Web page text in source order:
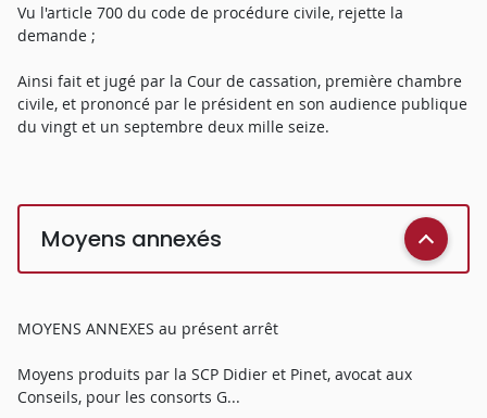
Vu l'article 700 du code de procédure civile, rejette la
demande ;
Ainsi fait et jugé par la Cour de cassation, première chambre
civile, et prononcé par le président en son audience publique
du vingt et un septembre deux mille seize.
Moyens annexés
MOYENS ANNEXES au présent arrêt
Moyens produits par la SCP Didier et Pinet, avocat aux
Conseils, pour les consorts G...